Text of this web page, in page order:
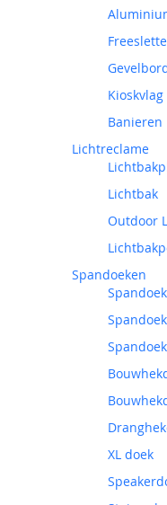
Kioskvlag
Banieren
Lichtreclame
Lichtbak
Outdoor
Spandoeken
XL doek